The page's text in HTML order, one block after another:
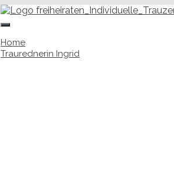
Toggle
Navigation
Home
Traurednerin Ingrid